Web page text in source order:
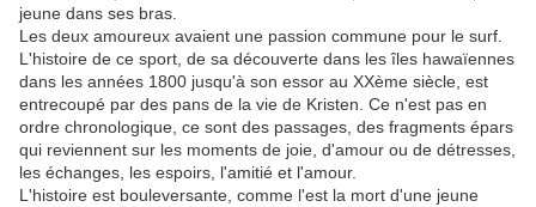
jeune dans ses bras.
Les deux amoureux avaient une passion commune pour le surf.
L'histoire de ce sport, de sa découverte dans les îles hawaïennes
dans les années 1800 jusqu'à son essor au XXème siècle, est
entrecoupé par des pans de la vie de Kristen. Ce n'est pas en
ordre chronologique, ce sont des passages, des fragments épars
qui reviennent sur les moments de joie, d'amour ou de détresses,
les échanges, les espoirs, l'amitié et l'amour.
L'histoire est bouleversante, comme l'est la mort d'une jeune